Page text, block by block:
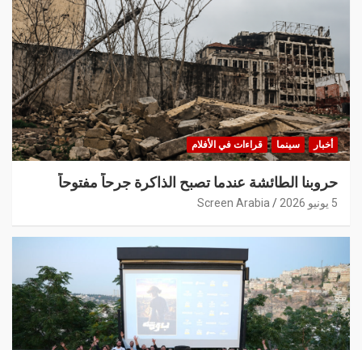
أخبار سينما قراءات في الأفلام
حروبنا الطائشة عندما تصبح الذاكرة جرحاً مفتوحاً
5 يونيو 2026 Screen Arabia